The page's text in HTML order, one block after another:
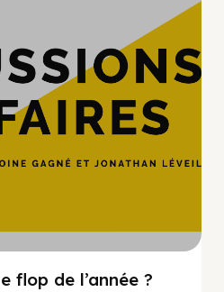
flop de l’année ?